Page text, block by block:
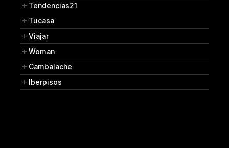
Tendencias21
Tucasa
Viajar
Woman
Cambalache
Iberpisos